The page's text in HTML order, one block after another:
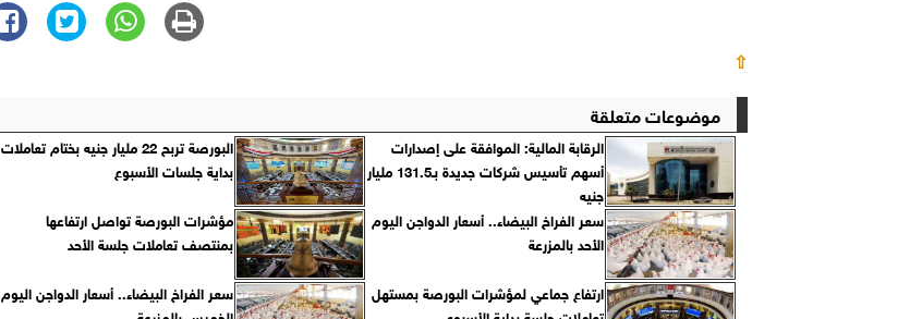
⇧
موضوعات متعلقة
الرقابة المالية: الموافقة على إصدارات
أسهم تأسيس شركات جديدة بـ131.5 مليار
جنيه
البورصة تربح 22 مليار جنيه بختام تعاملات
بداية جلسات الأسبوع
سعر الفراخ البيضاء.. أسعار الدواجن اليوم
الأحد بالمزرعة
مؤشرات البورصة تواصل ارتفاعها
بمنتصف تعاملات جلسة الأحد
ارتفاع جماعي لمؤشرات البورصة بمستهل
سعر الفراخ البيضاء.. أسعار الدواجن اليوم